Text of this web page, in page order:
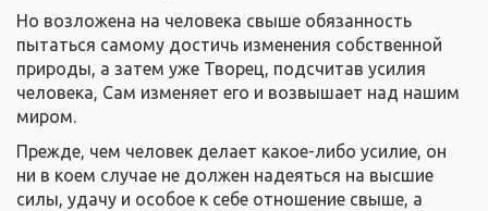
Но возложена на человека свыше обязанность
пытаться самому достичь изменения собственной
природы, а затем уже Творец, подсчитав усилия
человека, Сам изменяет его и возвышает над нашим
миром.
Прежде, чем человек делает какое-либо усилие, он
ни в коем случае не должен надеяться на высшие
силы, удачу и особое к себе отношение свыше, а